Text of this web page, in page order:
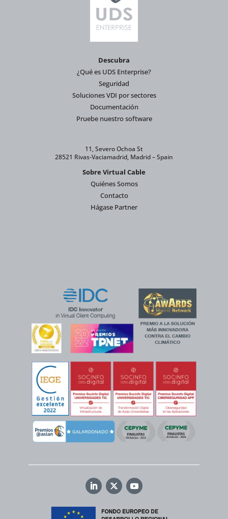
Descubra
¿Qué es UDS Enterprise?
Seguridad
Soluciones VDI por sectores
Documentación
Pruebe nuestro software
11, Severo Ochoa St
28521 Rivas-Vaciamadrid, Madrid – Spain
Sobre Virtual Cable
Quiénes Somos
Contacto
Hágase Partner